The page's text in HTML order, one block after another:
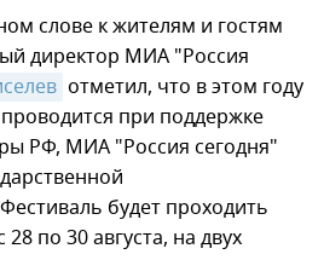
слове к жителям и гостям
директор МИА "Россия
отметил, что в этом году
при поддержке
РФ, МИА "Россия сегодня"
будет проходить
по 30 августа, на двух